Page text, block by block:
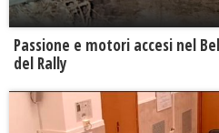
Passione e motori accesi nel
del Rally